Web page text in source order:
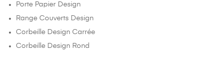
Porte Papier Design
Range Couverts Design
Corbeille Design Carrée
Corbeille Design Rond